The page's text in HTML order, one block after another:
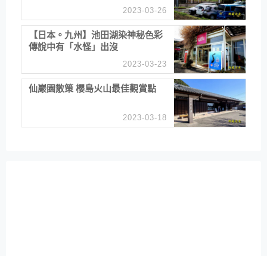
2023-03-26
【日本。九州】池田湖染神秘色彩
傳說中有「水怪」出沒
2023-03-23
仙巖園散策 櫻島火山最佳觀賞點
2023-03-18